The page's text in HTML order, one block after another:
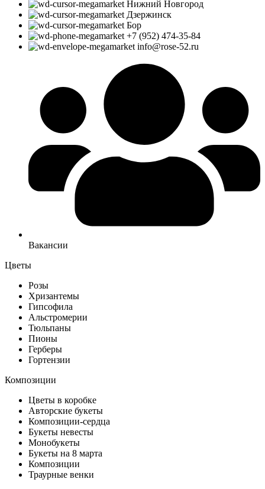
Нижний Новгород
Дзержинск
Бор
+7 (952) 474-35-84
info@rose-52.ru
Вакансии
Цветы
Розы
Хризантемы
Гипсофила
Альстромерии
Тюльпаны
Пионы
Герберы
Гортензии
Композиции
Цветы в коробке
Авторские букеты
Композиции-сердца
Букеты невесты
Монобукеты
Букеты на 8 марта
Композиции
Траурные венки